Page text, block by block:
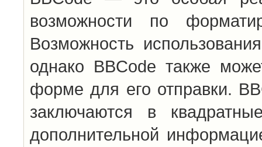
возможности по
Возможность
однако BBCode также
форме для его отправки.
заключаются в
дополнительной